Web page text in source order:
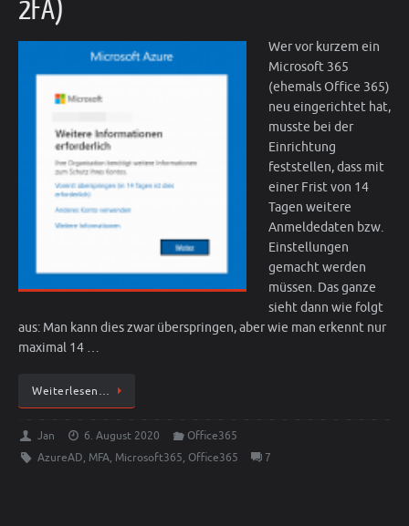
2FA)
Wer vor kurzem ein
Microsoft 365
(ehemals Office 365)
neu eingerichtet hat,
musste bei der
Einrichtung
feststellen, dass mit
einer Frist von 14
Tagen weitere
Anmeldedaten bzw.
Einstellungen
gemacht werden
müssen. Das ganze
sieht dann wie folgt
aus: Man kann dies zwar überspringen, aber wie man erkennt nur
maximal 14 …
Weiterlesen…
Jan 6. August 2020
Office365
AzureAD, MFA, Microsoft365, Office365 7